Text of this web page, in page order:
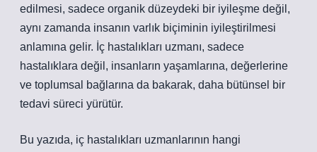
edilmesi, sadece organik düzeydeki bir iyileşme değil,
aynı zamanda insanın varlık biçiminin iyileştirilmesi
anlamına gelir. İç hastalıkları uzmanı, sadece
hastalıklara değil, insanların yaşamlarına, değerlerine
ve toplumsal bağlarına da bakarak, daha bütünsel bir
tedavi süreci yürütür.
Bu yazıda, iç hastalıkları uzmanlarının hangi